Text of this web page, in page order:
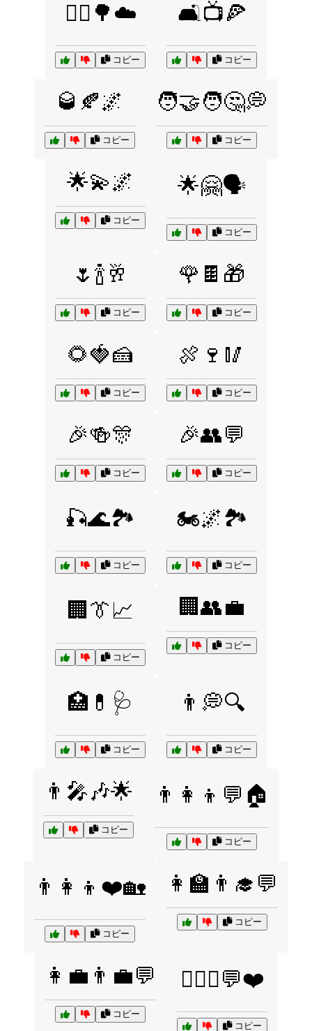
🚶‍♂️🌳☁️
コピー
🛋️📺🍕
コピー
🥃🍂🌌
コピー
🧑‍🤝‍🧑🤔💭
コピー
🌟💫🌌
コピー
🌟🤗🗣️
コピー
🌷🍾🥂
コピー
🌹🍫🎁
コピー
🌻🍓🍰
コピー
🍖🍷🥢
コピー
🎉🍻🎊
コピー
🎉👥💬
コピー
🎣🌊🏞️
コピー
🏍️🌌🏞️
コピー
🏢👔📈
コピー
🏢👥💼
コピー
🏥💊🩺
コピー
👨💭🔍
コピー
👨‍🎤🎶🌟
コピー
👨‍👩‍👦💬🏠
コピー
👨‍👩‍👦❤️🏡
コピー
👩‍🏫👨‍🎓💬
コピー
👩‍💼👨‍💼💬
コピー
👩‍❤️‍👨💬❤️
コピー